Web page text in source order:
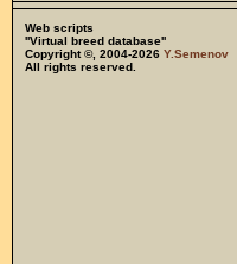
Web scripts
''Virtual breed database''
Copyright ©, 2004-2026 Y.Semenov
All rights reserved.